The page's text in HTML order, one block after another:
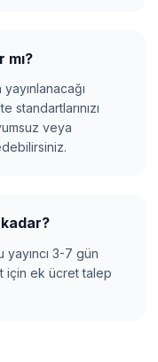
mı?
standartlarınızı
veya
3-7 gün
için ek ücret talep